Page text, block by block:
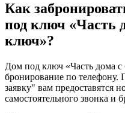
Как
под ключ «Часть
ключ»?
Дом под ключ «Часть дома
бронирование по
заявку" вам предоставятся
самостоятельного звонка и